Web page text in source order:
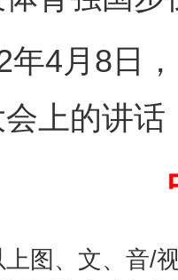
8日，
上的讲话
上图、文、音/